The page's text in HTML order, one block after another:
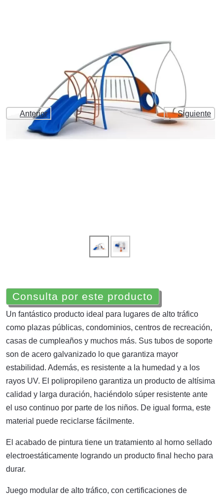
Anterior Siguiente
Consulta por este producto
Un fantástico producto ideal para lugares de alto tráfico
como plazas públicas, condominios, centros de recreación,
casas de cumpleaños y muchos más. Sus tubos de soporte
son de acero galvanizado lo que garantiza mayor
estabilidad. Además, es resistente a la humedad y a los
rayos UV. El polipropileno garantiza un producto de altísima
calidad y larga duración, haciéndolo súper resistente ante
el uso continuo por parte de los niños. De igual forma, este
material puede reciclarse fácilmente.
El acabado de pintura tiene un tratamiento al horno sellado
electroestáticamente logrando un producto final hecho para
durar.
Juego modular de alto tráfico, con certificaciones de